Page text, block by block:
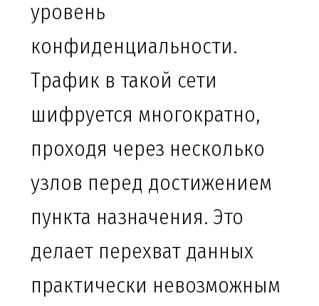
уровень
конфиденциальности.
Трафик в такой сети
шифруется многократно,
проходя через несколько
узлов перед достижением
пункта назначения. Это
делает перехват данных
практически невозможным